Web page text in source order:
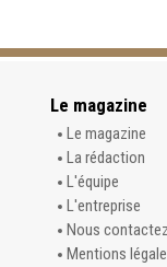
Le magazine
Le magazine
La rédaction
L'équipe
L'entreprise
Nous contactez
Mentions